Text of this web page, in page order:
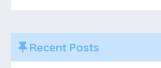
Recent Posts